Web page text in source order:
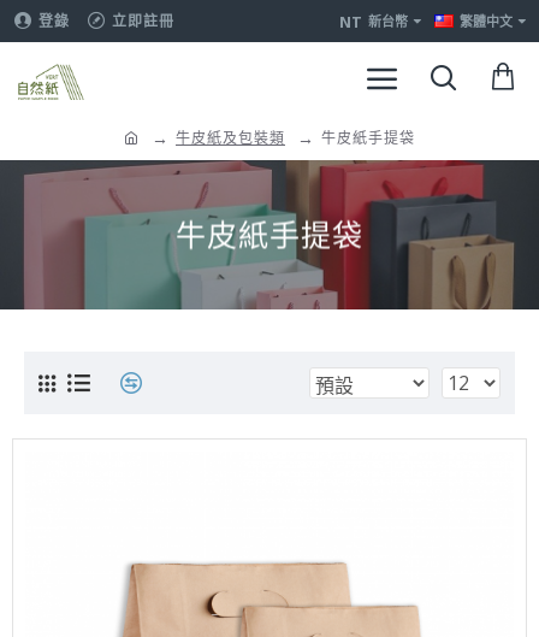
登錄 立即註冊 NT 新台幣 繁體中文
牛皮紙及包裝類 牛皮紙手提袋
牛皮紙手提袋